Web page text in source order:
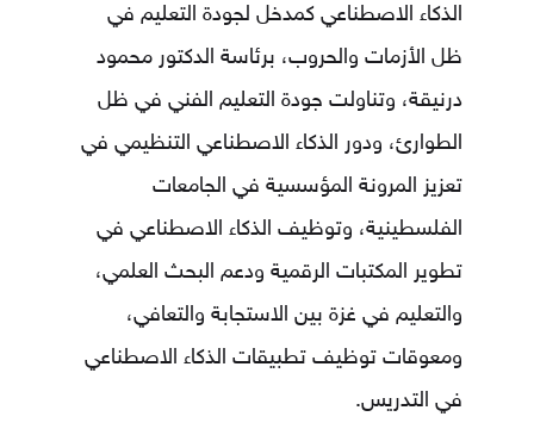
الذكاء الاصطناعي كمدخل لجودة التعليم في
ظل الأزمات والحروب، برئاسة الدكتور محمود
درنيقة، وتناولت جودة التعليم الفني في ظل
الطوارئ، ودور الذكاء الاصطناعي التنظيمي في
تعزيز المرونة المؤسسية في الجامعات
الفلسطينية، وتوظيف الذكاء الاصطناعي في
تطوير المكتبات الرقمية ودعم البحث العلمي،
والتعليم في غزة بين الاستجابة والتعافي،
ومعوقات توظيف تطبيقات الذكاء الاصطناعي
في التدريس.